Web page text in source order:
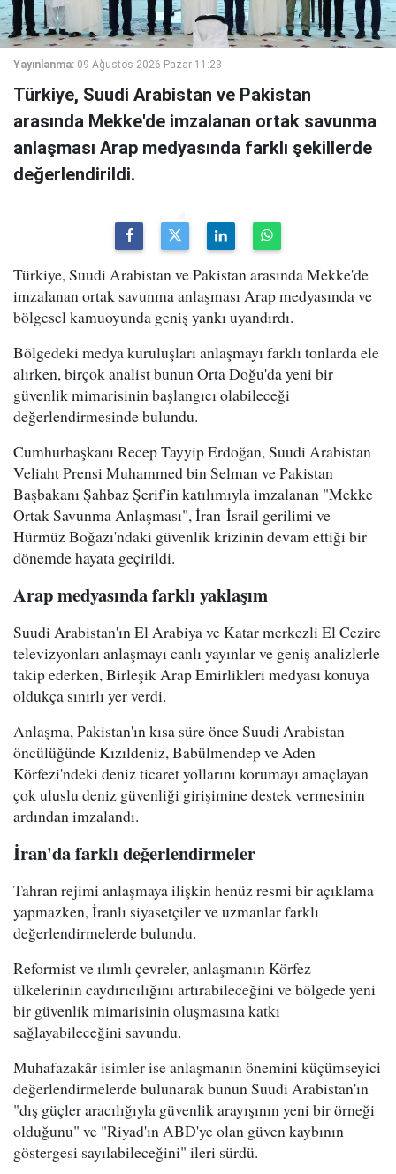
Yayınlanma: 09 Ağustos 2026 Pazar 11:23
Türkiye, Suudi Arabistan ve Pakistan
arasında Mekke'de imzalanan ortak savunma
anlaşması Arap medyasında farklı şekillerde
değerlendirildi.
Türkiye, Suudi Arabistan ve Pakistan arasında Mekke'de
imzalanan ortak savunma anlaşması Arap medyasında ve
bölgesel kamuoyunda geniş yankı uyandırdı.
Bölgedeki medya kuruluşları anlaşmayı farklı tonlarda ele
alırken, birçok analist bunun Orta Doğu'da yeni bir
güvenlik mimarisinin başlangıcı olabileceği
değerlendirmesinde bulundu.
Cumhurbaşkanı Recep Tayyip Erdoğan, Suudi Arabistan
Veliaht Prensi Muhammed bin Selman ve Pakistan
Başbakanı Şahbaz Şerif'in katılımıyla imzalanan "Mekke
Ortak Savunma Anlaşması", İran-İsrail gerilimi ve
Hürmüz Boğazı'ndaki güvenlik krizinin devam ettiği bir
dönemde hayata geçirildi.
Arap medyasında farklı yaklaşım
Suudi Arabistan'ın El Arabiya ve Katar merkezli El Cezire
televizyonları anlaşmayı canlı yayınlar ve geniş analizlerle
takip ederken, Birleşik Arap Emirlikleri medyası konuya
oldukça sınırlı yer verdi.
Anlaşma, Pakistan'ın kısa süre önce Suudi Arabistan
öncülüğünde Kızıldeniz, Babülmendep ve Aden
Körfezi'ndeki deniz ticaret yollarını korumayı amaçlayan
çok uluslu deniz güvenliği girişimine destek vermesinin
ardından imzalandı.
İran'da farklı değerlendirmeler
Tahran rejimi anlaşmaya ilişkin henüz resmi bir açıklama
yapmazken, İranlı siyasetçiler ve uzmanlar farklı
değerlendirmelerde bulundu.
Reformist ve ılımlı çevreler, anlaşmanın Körfez
ülkelerinin caydırıcılığını artırabileceğini ve bölgede yeni
bir güvenlik mimarisinin oluşmasına katkı
sağlayabileceğini savundu.
Muhafazakâr isimler ise anlaşmanın önemini küçümseyici
değerlendirmelerde bulunarak bunun Suudi Arabistan'ın
"dış güçler aracılığıyla güvenlik arayışının yeni bir örneği
olduğunu" ve "Riyad'ın ABD'ye olan güven kaybının
göstergesi sayılabileceğini" ileri sürdü.